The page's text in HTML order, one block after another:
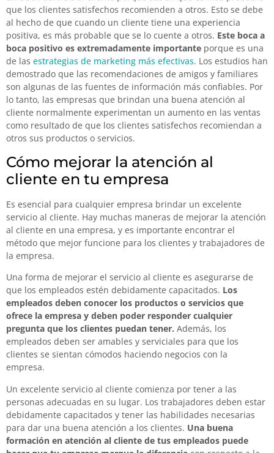
que los clientes satisfechos recomienden a otros. Esto se debe
al hecho de que cuando un cliente tiene una experiencia
positiva, es más probable que se lo cuente a otros. Este boca a
boca positivo es extremadamente importante porque es una
de las estrategias de marketing más efectivas. Los estudios han
demostrado que las recomendaciones de amigos y familiares
son algunas de las fuentes de información más confiables. Por
lo tanto, las empresas que brindan una buena atención al
cliente normalmente experimentan un aumento en las ventas
como resultado de que los clientes satisfechos recomiendan a
otros sus productos o servicios.
Cómo mejorar la atención al
cliente en tu empresa
Es esencial para cualquier empresa brindar un excelente
servicio al cliente. Hay muchas maneras de mejorar la atención
al cliente en una empresa, y es importante encontrar el
método que mejor funcione para los clientes y trabajadores de
la empresa.
Una forma de mejorar el servicio al cliente es asegurarse de
que los empleados estén debidamente capacitados. Los
empleados deben conocer los productos o servicios que
ofrece la empresa y deben poder responder cualquier
pregunta que los clientes puedan tener. Además, los
empleados deben ser amables y serviciales para que los
clientes se sientan cómodos haciendo negocios con la
empresa.
Un excelente servicio al cliente comienza por tener a las
personas adecuadas en su lugar. Los trabajadores deben estar
debidamente capacitados y tener las habilidades necesarias
para dar una buena atención a los clientes. Una buena
formación en atención al cliente de tus empleados puede